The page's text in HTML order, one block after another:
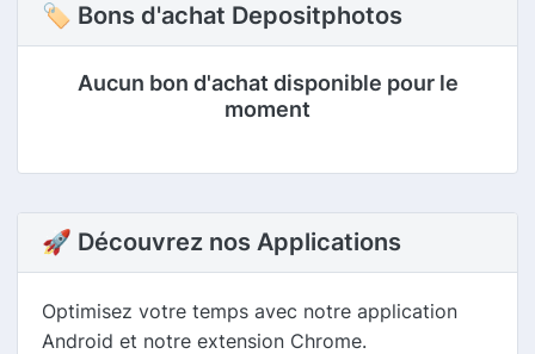
🏷 Bons d'achat Depositphotos
Aucun bon d'achat disponible pour le
moment
🚀 Découvrez nos Applications
Optimisez votre temps avec notre application
Android et notre extension Chrome.